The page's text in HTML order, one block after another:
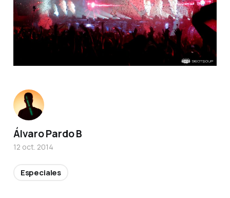
Álvaro Pardo B
12 oct. 2014
Especiales